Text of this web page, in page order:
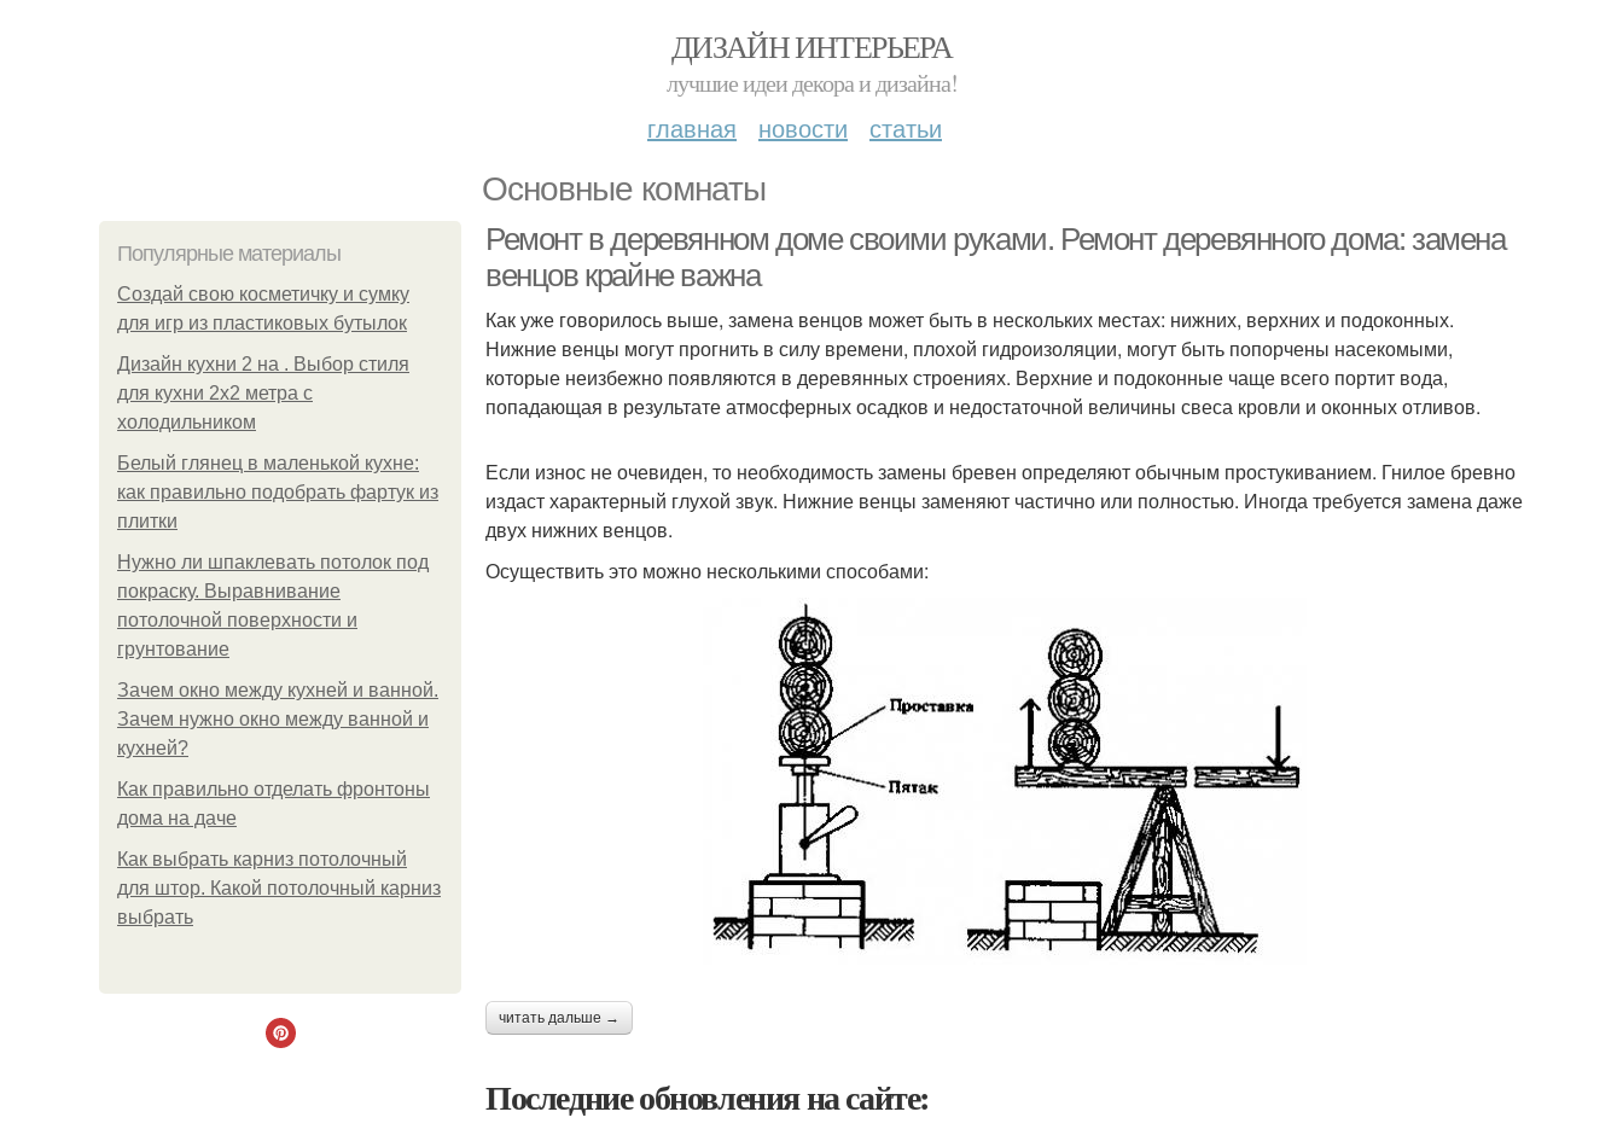
ДИЗАЙН ИНТЕРЬЕРА
лучшие идеи декора и дизайна!
главная новости статьи
Основные комнаты
Популярные материалы
Создай свою косметичку и сумку
для игр из пластиковых бутылок
Дизайн кухни 2 на . Выбор стиля
для кухни 2х2 метра с
холодильником
Белый глянец в маленькой кухне:
как правильно подобрать фартук из
плитки
Нужно ли шпаклевать потолок под
покраску. Выравнивание
потолочной поверхности и
грунтование
Зачем окно между кухней и ванной.
Зачем нужно окно между ванной и
кухней?
Как правильно отделать фронтоны
дома на даче
Как выбрать карниз потолочный
для штор. Какой потолочный карниз
выбрать
Ремонт в деревянном доме своими руками. Ремонт деревянного дома: замена
венцов крайне важна
Как уже говорилось выше, замена венцов может быть в нескольких местах: нижних, верхних и подоконных.
Нижние венцы могут прогнить в силу времени, плохой гидроизоляции, могут быть попорчены насекомыми,
которые неизбежно появляются в деревянных строениях. Верхние и подоконные чаще всего портит вода,
попадающая в результате атмосферных осадков и недостаточной величины свеса кровли и оконных отливов.
Если износ не очевиден, то необходимость замены бревен определяют обычным простукиванием. Гнилое бревно
издаст характерный глухой звук. Нижние венцы заменяют частично или полностью. Иногда требуется замена даже
двух нижних венцов.
Осуществить это можно несколькими способами:
читать дальше →
Последние обновления на сайте: